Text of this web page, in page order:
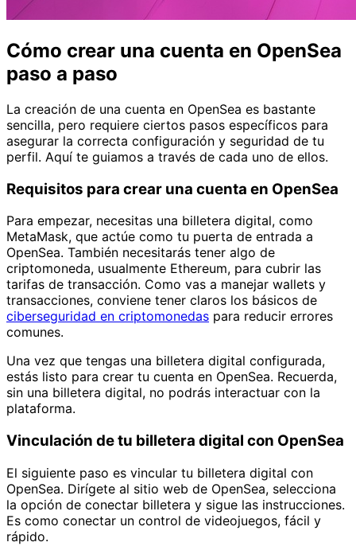
Cómo crear una cuenta en OpenSea
paso a paso
La creación de una cuenta en OpenSea es bastante
sencilla, pero requiere ciertos pasos específicos para
asegurar la correcta configuración y seguridad de tu
perfil. Aquí te guiamos a través de cada uno de ellos.
Requisitos para crear una cuenta en OpenSea
Para empezar, necesitas una billetera digital, como
MetaMask, que actúe como tu puerta de entrada a
OpenSea. También necesitarás tener algo de
criptomoneda, usualmente Ethereum, para cubrir las
tarifas de transacción. Como vas a manejar wallets y
transacciones, conviene tener claros los básicos de
ciberseguridad en criptomonedas para reducir errores
comunes.
Una vez que tengas una billetera digital configurada,
estás listo para crear tu cuenta en OpenSea. Recuerda,
sin una billetera digital, no podrás interactuar con la
plataforma.
Vinculación de tu billetera digital con OpenSea
El siguiente paso es vincular tu billetera digital con
OpenSea. Dirígete al sitio web de OpenSea, selecciona
la opción de conectar billetera y sigue las instrucciones.
Es como conectar un control de videojuegos, fácil y
rápido.